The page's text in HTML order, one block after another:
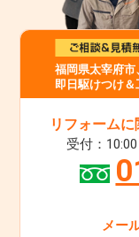
福岡県太宰府市
即日駆けつけ＆
リフォーム
受付：
メー